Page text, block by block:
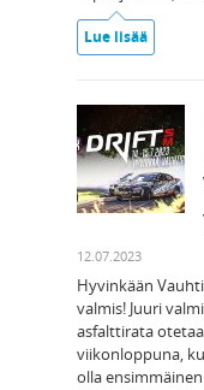
Lue lisää
12.07.2023
Hyvinkään
valmis! Juuri
asfalttirata
viikonloppuna,
olla